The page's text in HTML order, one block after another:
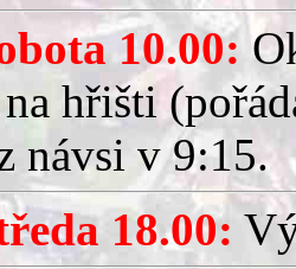
10.00:
hřišti
návsi v 9:15.
18.00: